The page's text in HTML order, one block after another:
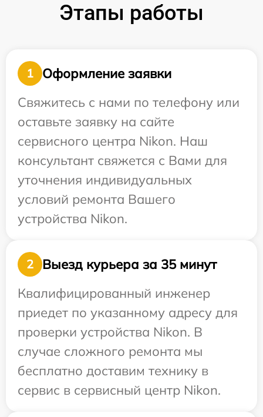
Этапы работы
1
Оформление заявки
Свяжитесь с нами по телефону или
оставьте заявку на сайте
сервисного центра Nikon. Наш
консультант свяжется с Вами для
уточнения индивидуальных
условий ремонта Вашего
устройства Nikon.
2
Выезд курьера за 35 минут
Квалифицированный инженер
приедет по указанному адресу для
проверки устройства Nikon. В
случае сложного ремонта мы
бесплатно доставим технику в
сервис в сервисный центр Nikon.